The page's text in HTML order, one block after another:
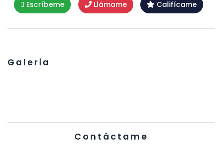
Escríbeme Llámame Califícame
Galeria
Contáctame